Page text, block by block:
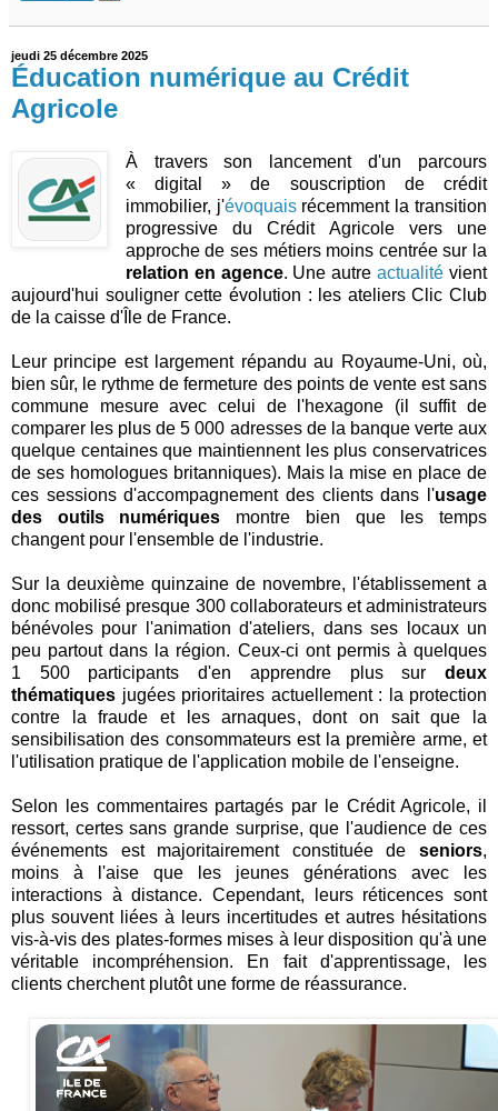
jeudi 25 décembre 2025
Éducation numérique au Crédit
Agricole
À travers son lancement d'un parcours
« digital » de souscription de crédit
immobilier, j'évoquaisrécemment la transition
progressive du Crédit Agricole vers une
approche de ses métiers moins centrée sur la
relation en agence. Une autreactualité vient
aujourd'hui souligner cette évolution : les ateliers Clic Club
de la caisse d'Île de France.
Leur principe est largement répandu au Royaume-Uni, où,
bien sûr, le rythme de fermeture des points de vente est sans
commune mesure avec celui de l'hexagone (il suffit de
comparer les plus de 5 000 adresses de la banque verte aux
quelque centaines que maintiennent les plus conservatrices
de ses homologues britanniques). Mais la mise en place de
ces sessions d'accompagnement des clients dans l'usage
des outils numériques montre bien que les temps
changent pour l'ensemble de l'industrie.
Sur la deuxième quinzaine de novembre, l'établissement a
donc mobilisé presque 300 collaborateurs et administrateurs
bénévoles pour l'animation d'ateliers, dans ses locaux un
peu partout dans la région. Ceux-ci ont permis à quelques
1 500 participants d'en apprendre plus sur deux
thématiques jugées prioritaires actuellement : la protection
contre la fraude et les arnaques, dont on sait que la
sensibilisation des consommateurs est la première arme, et
l'utilisation pratique de l'application mobile de l'enseigne.
Selon les commentaires partagés par le Crédit Agricole, il
ressort, certes sans grande surprise, que l'audience de ces
événements est majoritairement constituée de seniors,
moins à l'aise que les jeunes générations avec les
interactions à distance. Cependant, leurs réticences sont
plus souvent liées à leurs incertitudes et autres hésitations
vis-à-vis des plates-formes mises à leur disposition qu'à une
véritable incompréhension. En fait d'apprentissage, les
clients cherchent plutôt une forme de réassurance.